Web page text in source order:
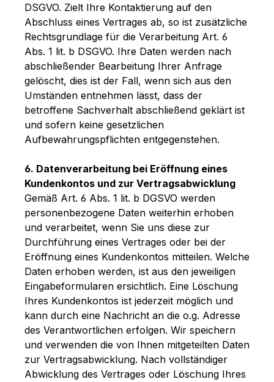
DSGVO. Zielt Ihre Kontaktierung auf den
Abschluss eines Vertrages ab, so ist zusätzliche
Rechtsgrundlage für die Verarbeitung Art. 6
Abs. 1 lit. b DSGVO. Ihre Daten werden nach
abschließender Bearbeitung Ihrer Anfrage
gelöscht, dies ist der Fall, wenn sich aus den
Umständen entnehmen lässt, dass der
betroffene Sachverhalt abschließend geklärt ist
und sofern keine gesetzlichen
Aufbewahrungspflichten entgegenstehen.
6. Datenverarbeitung bei Eröffnung eines
Kundenkontos und zur Vertragsabwicklung
Gemäß Art. 6 Abs. 1 lit. b DGSVO werden
personenbezogene Daten weiterhin erhoben
und verarbeitet, wenn Sie uns diese zur
Durchführung eines Vertrages oder bei der
Eröffnung eines Kundenkontos mitteilen. Welche
Daten erhoben werden, ist aus den jeweiligen
Eingabeformularen ersichtlich. Eine Löschung
Ihres Kundenkontos ist jederzeit möglich und
kann durch eine Nachricht an die o.g. Adresse
des Verantwortlichen erfolgen. Wir speichern
und verwenden die von Ihnen mitgeteilten Daten
zur Vertragsabwicklung. Nach vollständiger
Abwicklung des Vertrages oder Löschung Ihres